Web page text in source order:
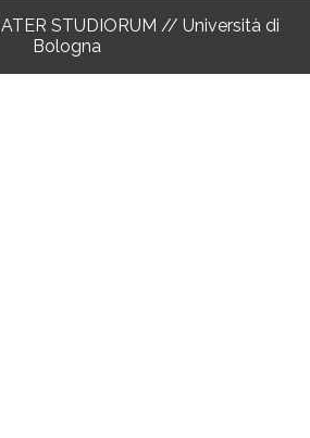
STUDIORUM // Università di
Bologna